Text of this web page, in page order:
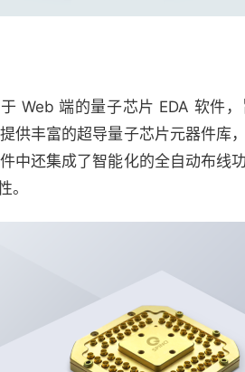
Web 端的量子芯片 EDA 软件
供丰富的超导量子芯片元器件库
中还集成了智能化的全自动布线
。